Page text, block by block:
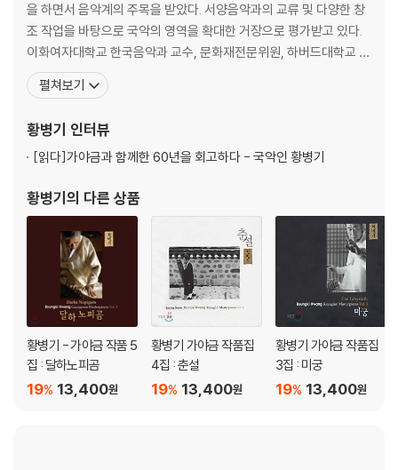
을 하면서 음악계의 주목을 받았다. 서양음악과의 교류 및 다양한 창
조 작업을 바탕으로 국악의 영역을 확대한 거장으로 평가받고 있다.
이화여자대학교 한국음악과 교수, 문화재전문위원, 하버드대학교 객
원교수, 한국예술종합학교 겸임교수, 광복60주년기념 문화사업 추
진위원회 위원장, 연세대학교 특별초빙교수 등을 역임했고, 유니세
예술감독으로 활동했다. 1986년에는 뉴욕 카네기홀에서 가야금 독
주회를
펼쳐보기
황병기 인터뷰
[읽다]가야금과 함께한 60년을 회고하다 - 국악인 황병기
황병기 의 다른 상품
황병기 - 가야금 작품 5
집 : 달하노피곰
13,400원
19%
황병기 가야금 작품집
4집 : 춘설
13,400원
19%
황병기 가야금 작품집
3집 : 미궁
13,400원
19%